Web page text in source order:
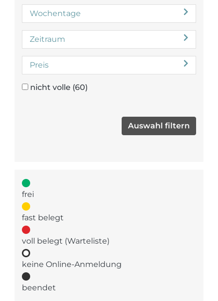
Wochentage
Zeitraum
Preis
nicht volle (60)
frei
fast belegt
voll belegt (Warteliste)
keine Online-Anmeldung
beendet